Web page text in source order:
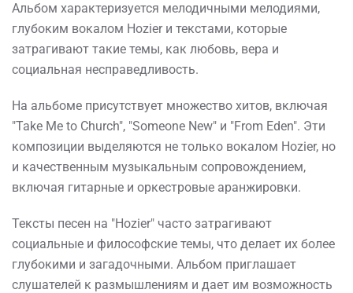
Альбом характеризуется мелодичными мелодиями,
глубоким вокалом Hozier и текстами, которые
затрагивают такие темы, как любовь, вера и
социальная несправедливость.
На альбоме присутствует множество хитов, включая
"Take Me to Church", "Someone New" и "From Eden". Эти
композиции выделяются не только вокалом Hozier, но
и качественным музыкальным сопровождением,
включая гитарные и оркестровые аранжировки.
Тексты песен на "Hozier" часто затрагивают
социальные и философские темы, что делает их более
глубокими и загадочными. Альбом приглашает
слушателей к размышлениям и дает им возможность